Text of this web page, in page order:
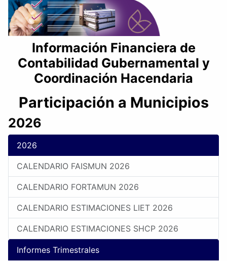
Información Financiera de
Contabilidad Gubernamental y
Coordinación Hacendaria
Participación a Municipios
2026
2026
CALENDARIO FAISMUN 2026
CALENDARIO FORTAMUN 2026
CALENDARIO ESTIMACIONES LIET 2026
CALENDARIO ESTIMACIONES SHCP 2026
Informes Trimestrales